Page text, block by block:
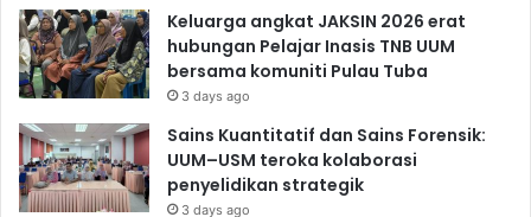
Keluarga angkat JAKSIN 2026 erat
hubungan Pelajar Inasis TNB UUM
bersama komuniti Pulau Tuba
3 days ago
Sains Kuantitatif dan Sains Forensik:
UUM–USM teroka kolaborasi
penyelidikan strategik
3 days ago